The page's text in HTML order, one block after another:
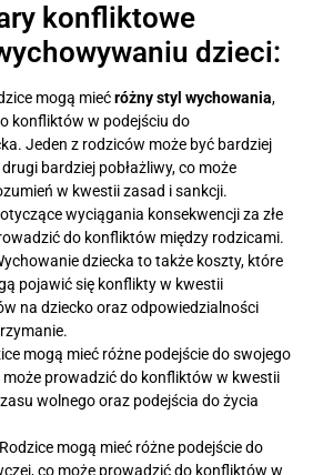
konfliktowe
dzieci:
mogą miećróżny styl wychowania,
konfliktów w podejściu do
Jeden z rodziców może być bardziej
bardziej pobłażliwy, co może
w kwestii zasad i sankcji.
wyciągania konsekwencji za złe
do konfliktów między rodzicami.
dziecka to także koszty, które
pojawić się konflikty w kwestii
na dziecko oraz odpowiedzialności
mogą mieć różne podejście do swojego
prowadzić do konfliktów w kwestii
wolnego oraz podejścia do życia
mogą mieć różne podejście do
co może prowadzić do konfliktów w